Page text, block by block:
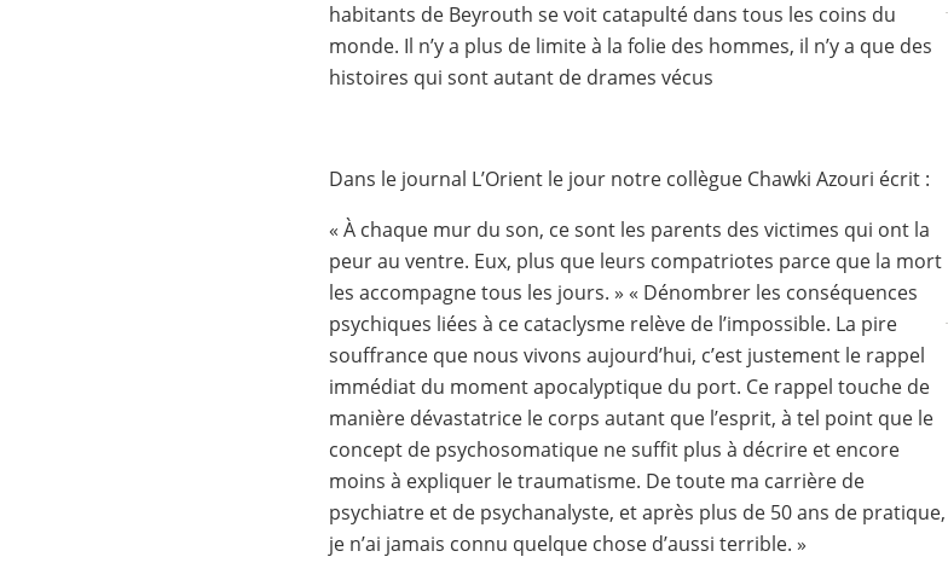
habitants de Beyrouth se voit catapulté dans tous les coins du
monde. Il n’y a plus de limite à la folie des hommes, il n’y a que des
histoires qui sont autant de drames vécus
Dans le journal L’Orient le jour notre collègue Chawki Azouri écrit :
« À chaque mur du son, ce sont les parents des victimes qui ont la
peur au ventre. Eux, plus que leurs compatriotes parce que la mort
les accompagne tous les jours. » « Dénombrer les conséquences
psychiques liées à ce cataclysme relève de l’impossible. La pire
souffrance que nous vivons aujourd’hui, c’est justement le rappel
immédiat du moment apocalyptique du port. Ce rappel touche de
manière dévastatrice le corps autant que l’esprit, à tel point que le
concept de psychosomatique ne suffit plus à décrire et encore
moins à expliquer le traumatisme. De toute ma carrière de
psychiatre et de psychanalyste, et après plus de 50 ans de pratique,
je n’ai jamais connu quelque chose d’aussi terrible. »